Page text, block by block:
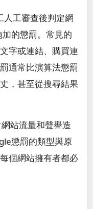
工審查後判定網
的懲罰。常見的
字或連結、購買連
通常比演算法懲罰
，甚至從搜尋結果
站流量和聲譽造
懲罰的類型與原
個網站擁有者都必